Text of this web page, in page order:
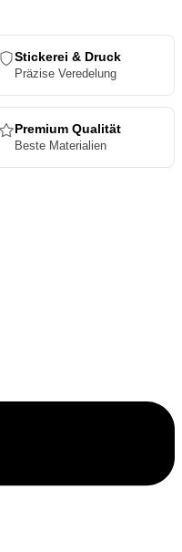
Stickerei & Druck
Präzise Veredelung
Premium Qualität
Beste Materialien